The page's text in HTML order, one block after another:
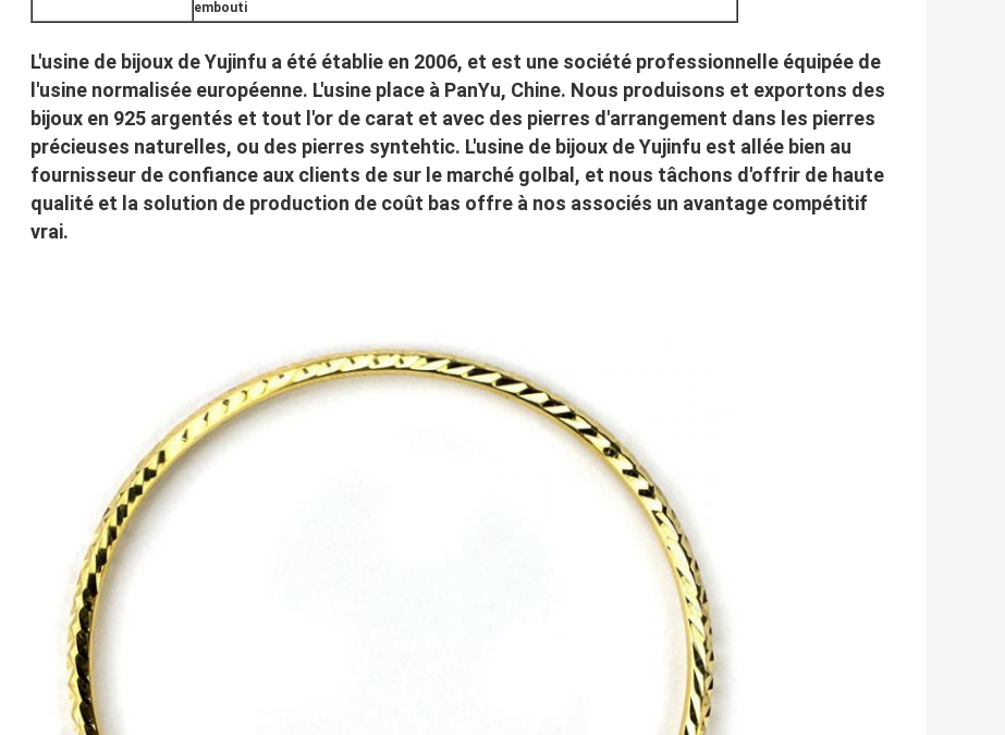
embouti
L'usine de bijoux de Yujinfu a été établie en 2006, et est une société professionnelle équipée de
l'usine normalisée européenne. L'usine place à PanYu, Chine. Nous produisons et exportons des
bijoux en 925 argentés et tout l'or de carat et avec des pierres d'arrangement dans les pierres
précieuses naturelles, ou des pierres syntehtic. L'usine de bijoux de Yujinfu est allée bien au
fournisseur de confiance aux clients de sur le marché golbal, et nous tâchons d'offrir de haute
qualité et la solution de production de coût bas offre à nos associés un avantage compétitif
vrai.